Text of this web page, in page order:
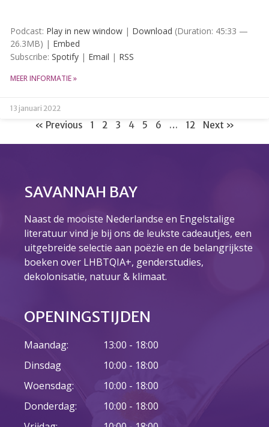
Podcast: Play in new window | Download (Duration: 45:33 —
26.3MB) | Embed
Subscribe: Spotify | Email | RSS
MEER INFORMATIE »
13 januari 2022
« Previous 1 2 3 4 5 6 … 12 Next »
SAVANNAH BAY
Naast de mooiste Nederlandse en Engelstalige
literatuur vind je bij ons de leukste cadeautjes, een
uitgebreide selectie aan poëzie en de belangrijkste
boeken over LHBTQIA+, genderstudies,
dekolonisatie, natuur & klimaat.
OPENINGSTIJDEN
Maandag:
Dinsdag
Woensdag:
Donderdag:
13:00 - 18:00
10:00 - 18:00
10:00 - 18:00
10:00 - 18:00